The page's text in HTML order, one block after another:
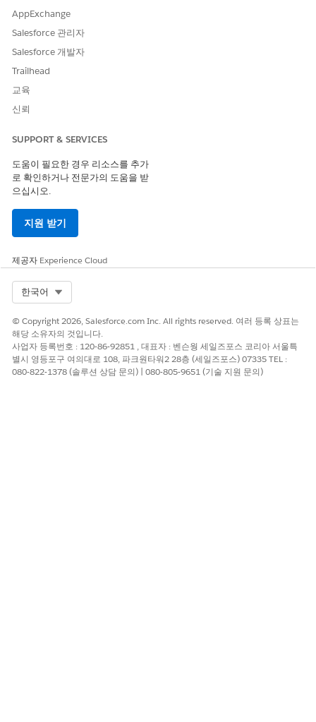
들어 조사 담당자 및 포렌식 분석가가 Amazon S3에 저장된 대
용량 데이터 내에서 관련 디지털 증거를 효율적으로 찾은 다음,
사례 레코드에 연결할 수 있습니다.
장하도록 구성된 Salesforce의 사례 레코드에 직접 업로드할 수
있습니다.
업로드된 파일을 미리 보고 스트리밍할 수 있습니다.
Quip, Google Drive, SharePoint 또는 Box 등 Amazon S3 이외의
외부 시스템에서 외부 데이터에 액세스하는 방법에 대해 알아보려
면Salesforce Files Connect를 참조하십시오
Amazon S3 통합 설정 워크플로
Amazon S3와 Salesforce를 통합하여 파일에 액세스하고 업로
의 두 가지 핵심 단계로 구분됩니다. 권한을 할당하여 파일에만
액세스할 수 있는 사용자와 파일에 액세스하고 업로드할 수 있
는 권한이 있는 사용자를 제어할 수 있습니다.
Amazon S3 설정
Amazon S3에 대한 Salesforce 연결을 설정하기 전에 Amazon
S3에서 필수 설정을 완료해야 합니다.
Amazon S3에서 파일 액세스 설정
AppExchange
Salesforce 관리자
Salesforce 개발자
Trailhead
교육
신뢰
SUPPORT & SERVICES
도움이 필요한 경우 리소스를 추가
로 확인하거나 전문가의 도움을 받
으십시오.
지원 받기
제공자 Experience Cloud
한국어
© Copyright 2026, Salesforce.com Inc. All rights reserved. 여러 등록 상표는
해당 소유자의 것입니다.
사업자 등록번호 : 120-86-92851 , 대표자 : 벤슨웡 세일즈포스 코리아 서울특
별시 영등포구 여의대로 108, 파크원타워2 28층 (세일즈포스) 07335 TEL :
080-822-1378 (솔루션 상담 문의) | 080-805-9651 (기술 지원 문의)